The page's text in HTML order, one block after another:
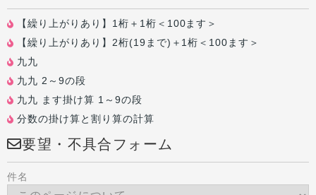
【繰り上がりあり】1桁＋1桁＜100ます＞
【繰り上がりあり】2桁(19まで)＋1桁＜100ます＞
九九
九九 2～9の段
九九 ます掛け算 1～9の段
分数の掛け算と割り算の計算
要望・不具合フォーム
件名